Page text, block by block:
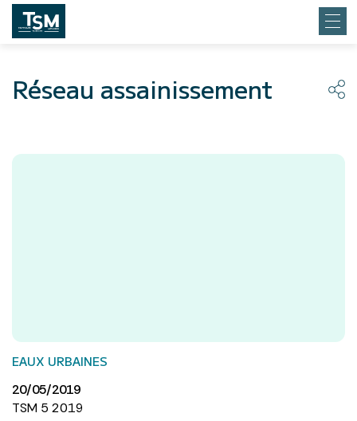
Réseau assainissement
EAUX URBAINES
20/05/2019
TSM 5 2019